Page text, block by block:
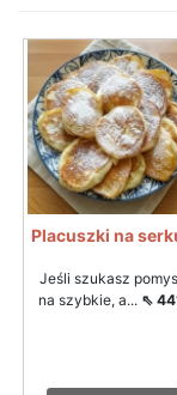
Placuszki na
Jeśli szukasz
na szybkie, a... ⇖